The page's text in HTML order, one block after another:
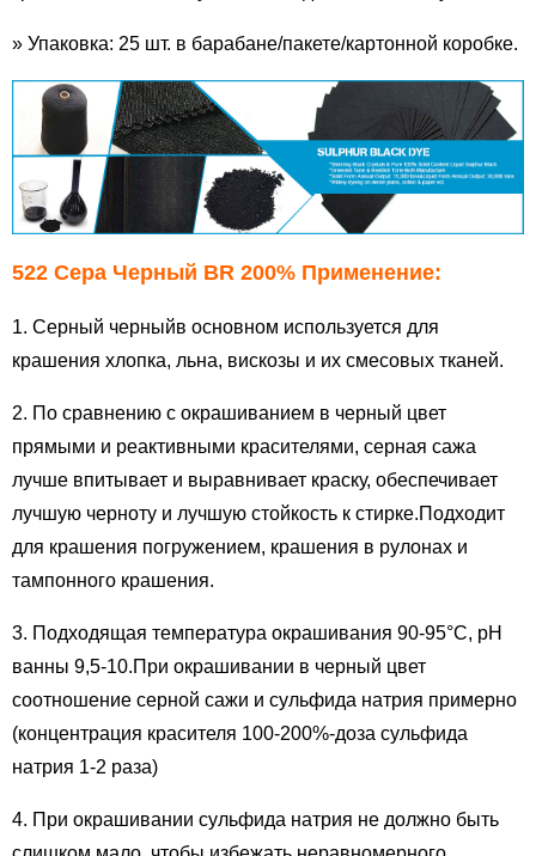
» Упаковка: 25 шт. в барабане/пакете/картонной коробке.
522 Сера Черный BR 200% Применение:
1. Серный черныйв основном используется для
крашения хлопка, льна, вискозы и их смесовых тканей.
2. По сравнению с окрашиванием в черный цвет
прямыми и реактивными красителями, серная сажа
лучше впитывает и выравнивает краску, обеспечивает
лучшую черноту и лучшую стойкость к стирке.Подходит
для крашения погружением, крашения в рулонах и
тампонного крашения.
3. Подходящая температура окрашивания 90-95°C, pH
ванны 9,5-10.При окрашивании в черный цвет
соотношение серной сажи и сульфида натрия примерно
(концентрация красителя 100-200%-доза сульфида
натрия 1-2 раза)
4. При окрашивании сульфида натрия не должно быть